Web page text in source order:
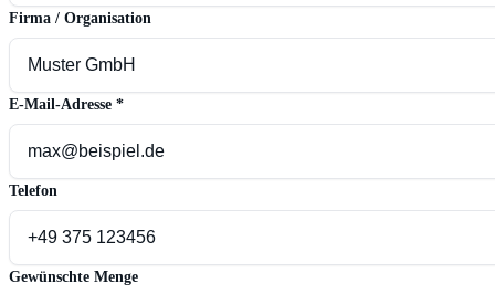
Firma / Organisation
E-Mail-Adresse *
Telefon
Gewünschte Menge